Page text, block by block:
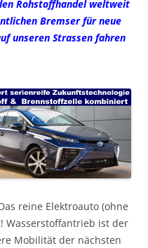
Rohstoffhandel weltweit
Bremser für neue
unseren Strassen fahren
reine Elektroauto (ohne
Wasserstoffantrieb ist der
Mobilität der nächsten